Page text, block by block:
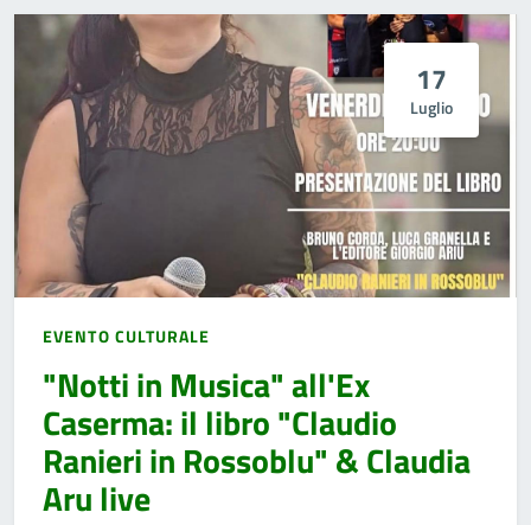
17
Luglio
EVENTO CULTURALE
"Notti in Musica" all'Ex
Caserma: il libro "Claudio
Ranieri in Rossoblu" & Claudia
Aru live